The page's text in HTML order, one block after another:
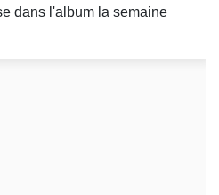
dans l'album la semaine